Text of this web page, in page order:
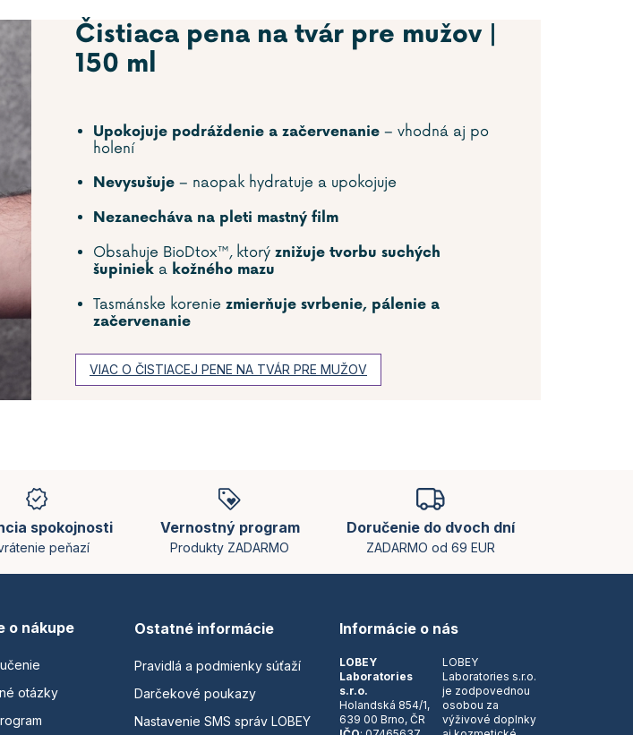
Čistiaca pena na tvár pre mužov |
150 ml
Upokojuje podráždenie a začervenanie – vhodná aj po
holení
Nevysušuje – naopak hydratuje a upokojuje
Nezanecháva na pleti mastný film
Obsahuje BioDtox™, ktorý znižuje tvorbu suchých
šupiniek a kožného mazu
Tasmánske korenie zmierňuje svrbenie, pálenie a
začervenanie
VIAC O ČISTIACEJ PENE NA TVÁR PRE MUŽOV
spokojnosti
peňazí
Vernostný program
Produkty ZADARMO
Doručenie do dvoch dní
ZADARMO od 69 EUR
o nákupe
otázky
Ostatné informácie
Pravidlá a podmienky súťaží
Darčekové poukazy
Nastavenie SMS správ LOBEY
Informácie o nás
LOBEY
Laboratories
s.r.o.
Holandská 854/1,
639 00 Brno, ČR
LOBEY
Laboratories s.r.o.
je zodpovednou
osobou za
výživové doplnky